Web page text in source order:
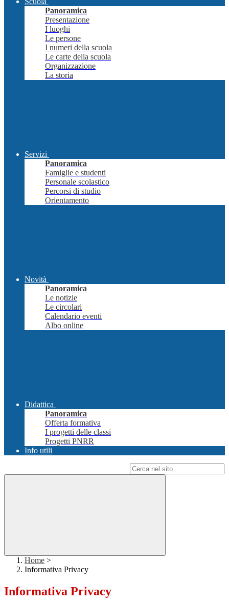
Panoramica
Presentazione
I luoghi
Le persone
I numeri della scuola
Le carte della scuola
Organizzazione
La storia
Servizi
Panoramica
Famiglie e studenti
Personale scolastico
Percorsi di studio
Orientamento
Novità
Panoramica
Le notizie
Le circolari
Calendario eventi
Albo online
Didattica
Panoramica
Offerta formativa
I progetti delle classi
Progetti PNRR
Info utili
Home >
Informativa Privacy
Informativa Privacy